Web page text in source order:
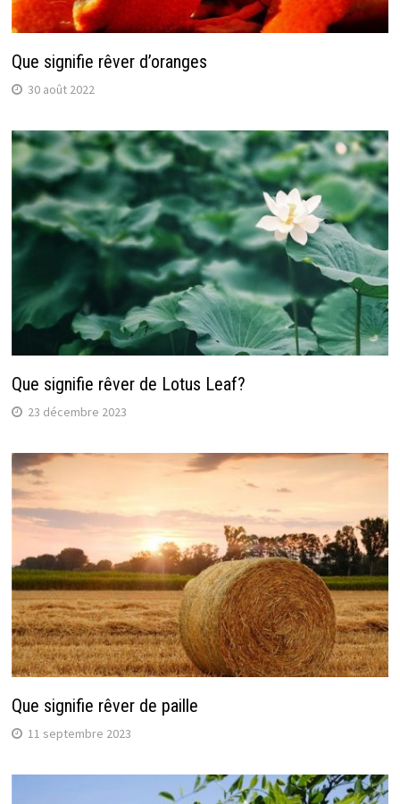
Que signifie rêver d’oranges
30 août 2022
Que signifie rêver de Lotus Leaf?
23 décembre 2023
Que signifie rêver de paille
11 septembre 2023